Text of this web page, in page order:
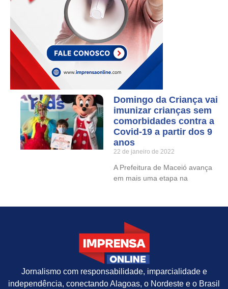
Domingo da Criança vai
imunizar crianças sem
comorbidades contra a
Covid-19 a partir dos 9
anos
22 de janeiro de 2022
A Prefeitura de Maceió avança
em mais uma etapa na
Jornalismo com responsabilidade, imparcialidade e
independência, conectando Alagoas, o Nordeste e o Brasil